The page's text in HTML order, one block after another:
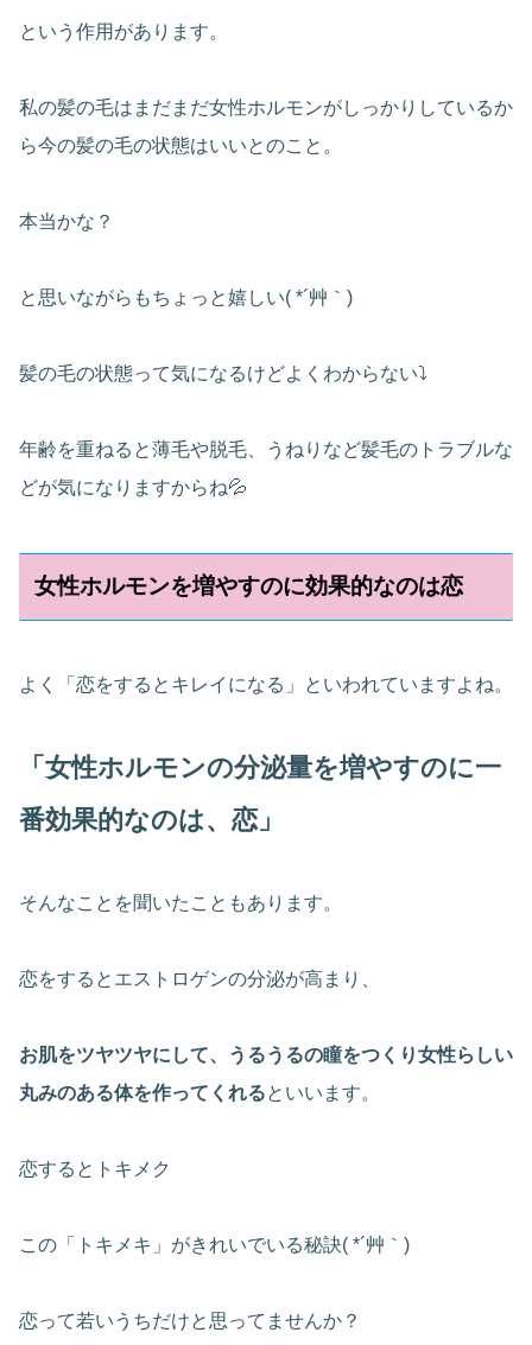
という作用があります。
私の髪の毛はまだまだ女性ホルモンがしっかりしているか
ら今の髪の毛の状態はいいとのこと。
本当かな？
と思いながらもちょっと嬉しい( *´艸｀)
髪の毛の状態って気になるけどよくわからない⤵
年齢を重ねると薄毛や脱毛、うねりなど髪毛のトラブルな
どが気になりますからね💦
女性ホルモンを増やすのに効果的なのは恋
よく「恋をするとキレイになる」といわれていますよね。
「女性ホルモンの分泌量を増やすのに一
番効果的なのは、恋」
そんなことを聞いたこともあります。
恋をするとエストロゲンの分泌が高まり、
お肌をツヤツヤにして、うるうるの瞳をつくり女性らしい
丸みのある体を作ってくれるといいます。
恋するとトキメク
この「トキメキ」がきれいでいる秘訣( *´艸｀)
恋って若いうちだけと思ってませんか？